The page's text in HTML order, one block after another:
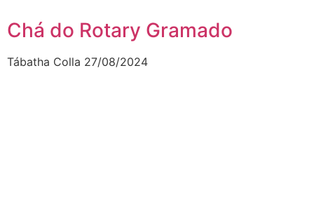
Chá do Rotary Gramado
Tábatha Colla 27/08/2024